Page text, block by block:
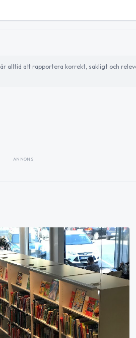
alltid att rapportera korrekt, sakligt och
ANNONS